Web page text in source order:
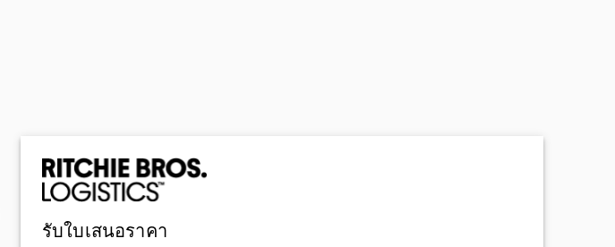
รับใบเสนอราคา